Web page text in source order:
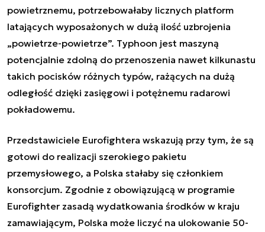
powietrznemu, potrzebowałaby licznych platform
latających wyposażonych w dużą ilość uzbrojenia
„powietrze-powietrze”. Typhoon jest maszyną
potencjalnie zdolną do przenoszenia nawet kilkunastu
takich pocisków różnych typów, rażących na dużą
odległość dzięki zasięgowi i potężnemu radarowi
pokładowemu.
Przedstawiciele Eurofightera wskazują przy tym, że są
gotowi do realizacji szerokiego pakietu
przemysłowego, a Polska stałaby się członkiem
konsorcjum. Zgodnie z obowiązującą w programie
Eurofighter zasadą wydatkowania środków w kraju
zamawiającym, Polska może liczyć na ulokowanie 50-